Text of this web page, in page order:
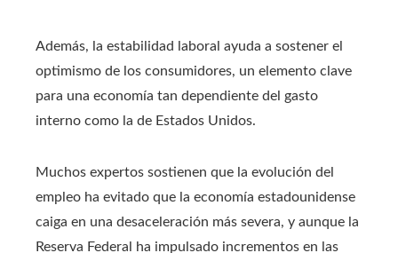
Además, la estabilidad laboral ayuda a sostener el
optimismo de los consumidores, un elemento clave
para una economía tan dependiente del gasto
interno como la de Estados Unidos.
Muchos expertos sostienen que la evolución del
empleo ha evitado que la economía estadounidense
caiga en una desaceleración más severa, y aunque la
Reserva Federal ha impulsado incrementos en las